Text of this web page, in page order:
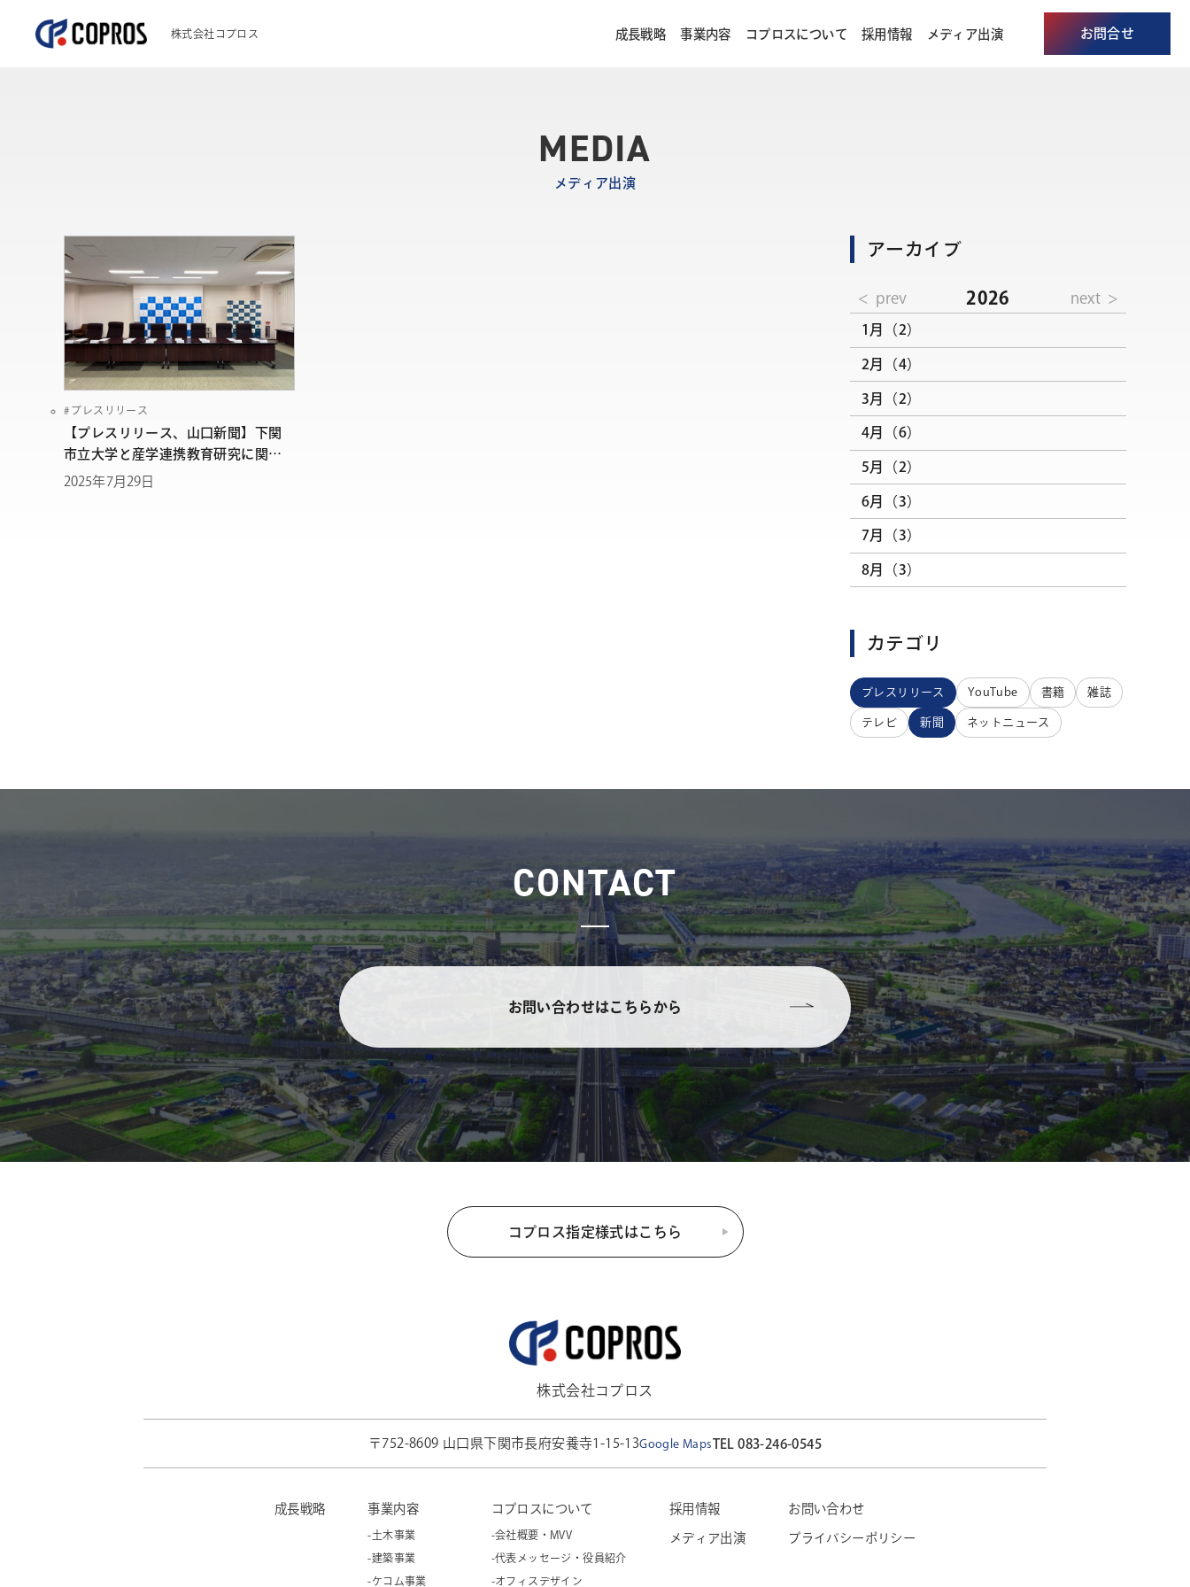
株式会社コプロス 成長戦略 事業内容 コプロスについて 採用情報 メディア出演 お問合せ
MEDIA
メディア出演
プレスリリース
【プレスリリース、山口新聞】下関
市立大学と産学連携教育研究に関す
る協定を締結
2025年7月29日
アーカイブ
prev 2026 next
1月（2）
2月（4）
3月（2）
4月（6）
5月（2）
6月（3）
7月（3）
8月（3）
カテゴリ
プレスリリース YouTube 書籍 雑誌
テレビ 新聞 ネットニュース
CONTACT
お問い合わせはこちらから
コプロス指定様式はこちら
株式会社コプロス
〒752-8609 山口県下関市長府安養寺1-15-13Google MapsTEL 083-246-0545
成長戦略 事業内容
-土木事業
-建築事業
-ケコム事業
コプロスについて
-会社概要・MVV
-代表メッセージ・役員紹介
-オフィスデザイン
採用情報
メディア出演
お問い合わせ
プライバシーポリシー